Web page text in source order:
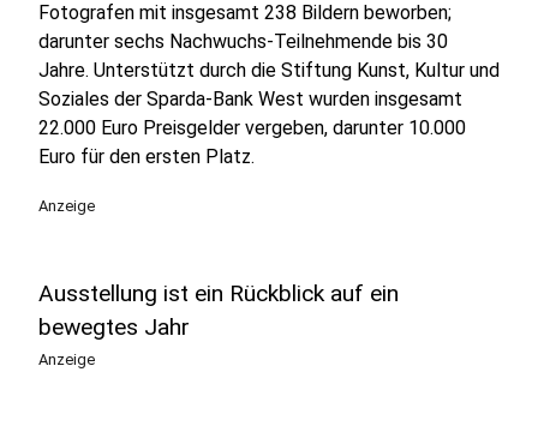
Fotografen mit insgesamt 238 Bildern beworben;
darunter sechs Nachwuchs‑Teilnehmende bis 30
Jahre. Unterstützt durch die Stiftung Kunst, Kultur und
Soziales der Sparda‑Bank West wurden insgesamt
22.000 Euro Preisgelder vergeben, darunter 10.000
Euro für den ersten Platz.
Anzeige
Ausstellung ist ein Rückblick auf ein
bewegtes Jahr
Anzeige